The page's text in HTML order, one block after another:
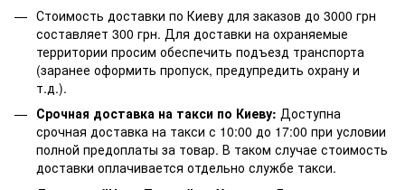
Стоимость доставки по Киеву для заказов до 3000 грн
составляет 300 грн. Для доставки на охраняемые
территории просим обеспечить подъезд транспорта
(заранее оформить пропуск, предупредить охрану и
т.д.).
Срочная доставка на такси по Киеву: Доступна
срочная доставка на такси с 10:00 до 17:00 при условии
полной предоплаты за товар. В таком случае стоимость
доставки оплачивается отдельно службе такси.